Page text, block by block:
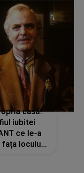
casă!
iubitei
ce le-a
locului: